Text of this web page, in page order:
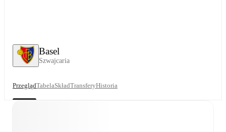
Basel
Szwajcaria
PrzeglądTabelaSkładTransferyHistoria